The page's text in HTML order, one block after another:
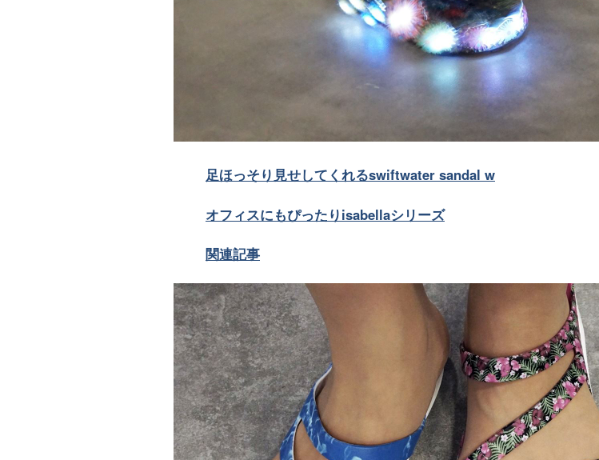
足ほっそり見せしてくれるswiftwater sandal w
オフィスにもぴったりisabellaシリーズ
関連記事